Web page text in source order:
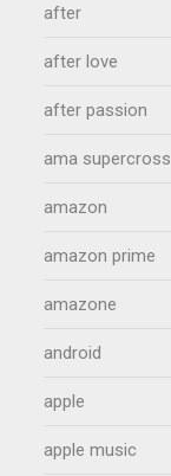
after
after love
after passion
ama supercross
amazon
amazon prime
amazone
android
apple
apple music